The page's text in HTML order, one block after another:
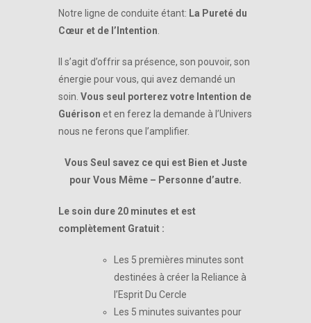
Notre ligne de conduite étant: La Pureté du
Cœur et de l’Intention
Il s’agit d’offrir sa présence, son pouvoir, son
énergie pour vous, qui avez demandé un
soin. Vous seul porterez votre Intention de
Guérison et en ferez la demande à l’Univers
nous ne ferons que l’amplifier.
Vous Seul savez ce qui est Bien et Juste
pour Vous Même – Personne d’autre.
Le soin dure 20 minutes et est
complètement Gratuit :
Les 5 premières minutes sont
destinées à créer la Reliance à
l’Esprit Du Cercle
Les 5 minutes suivantes pour